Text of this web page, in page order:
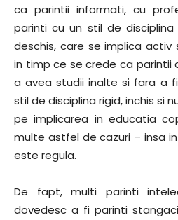
ca parintii informati, cu
parinti cu un stil de
deschis, care se implica activ
in timp ce se crede ca parintii
a avea studii inalte si fara a
stil de disciplina rigid, inchis si
pe implicarea in educatia
multe astfel de cazuri – insa
este regula.
De fapt, multi parinti
dovedesc a fi parinti